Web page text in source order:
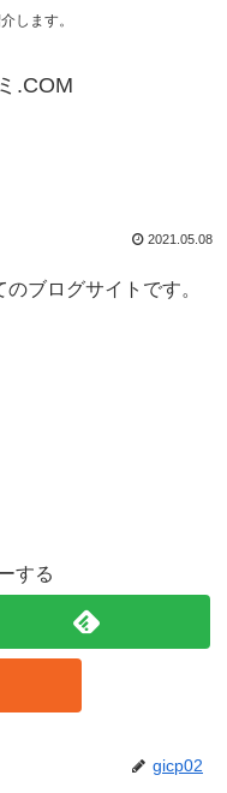
します。
.COM
2021.05.08
ブログサイトです。
する
gicp02